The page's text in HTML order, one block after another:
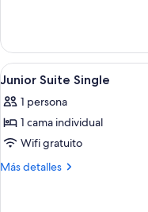
Single
Room
Ver
todas
las
fotos
de
Junior
5
Junior Suite Single
1 persona
1 cama individual
Wifi gratuito
Más detalles
Más